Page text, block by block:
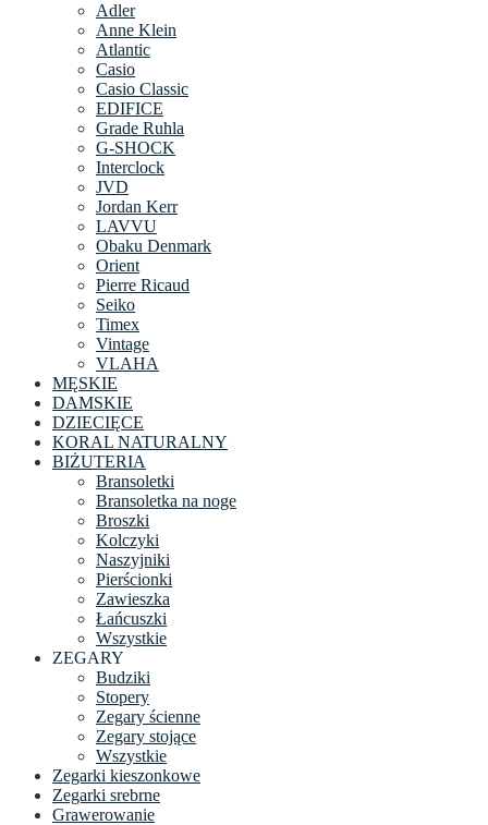
Adler
Anne Klein
Atlantic
Casio
Casio Classic
EDIFICE
Grade Ruhla
G-SHOCK
Interclock
JVD
Jordan Kerr
LAVVU
Obaku Denmark
Orient
Pierre Ricaud
Seiko
Timex
Vintage
VLAHA
MĘSKIE
DAMSKIE
DZIECIĘCE
KORAL NATURALNY
BIŻUTERIA
Bransoletki
Bransoletka na noge
Broszki
Kolczyki
Naszyjniki
Pierścionki
Zawieszka
Łańcuszki
Wszystkie
ZEGARY
Budziki
Stopery
Zegary ścienne
Zegary stojące
Wszystkie
Zegarki kieszonkowe
Zegarki srebrne
Grawerowanie